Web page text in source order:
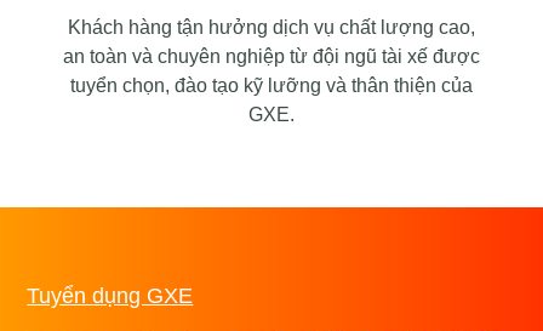
Khách hàng tận hưởng dịch vụ chất lượng cao,
an toàn và chuyên nghiệp từ đội ngũ tài xế được
tuyển chọn, đào tạo kỹ lưỡng và thân thiện của
GXE.
Tuyển dụng GXE